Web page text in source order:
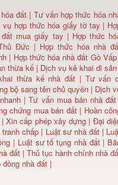
đất| Tư vấn hợp thức hóa
vụ hợp thức hóa giấy tờ tay |
mua giấy tay | Hợp thức
Đức | Hợp thức hóa nhà
| Hợp thức hóa nhà đất Gò Vấp
thừa kế | Dịch vụ kê khai di sản
thừa kế nhà đất | Tư vấn
bộ sang tên chủ quyền | Dịch
|Tư vấn mua bán nhà đất
chứng mua bán đất | Hoàn
| Xin cấp phép xây dựng | Đại
chấp | Luật sư nhà đất|
| Luật sư tố tụng nhà đất |
đất | Thủ tục hành chính nhà
đồng nhà đất |